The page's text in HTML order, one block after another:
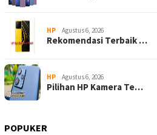
HP Agustus 6, 2026
Rekomendasi Terbaik …
HP Agustus 6, 2026
Pilihan HP Kamera Te…
POPUKER